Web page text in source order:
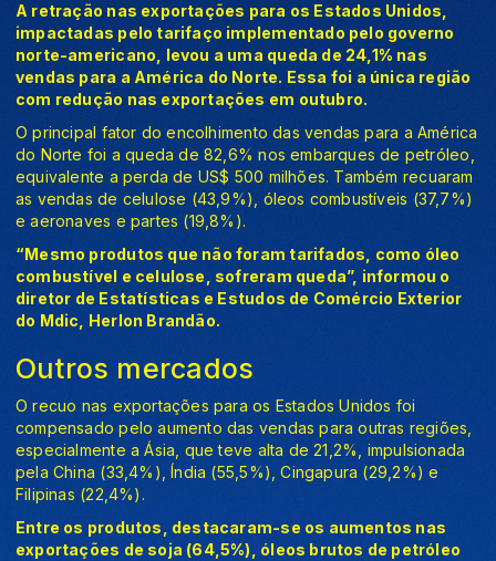
A retração nas exportações para os Estados Unidos,
impactadas pelo tarifaço implementado pelo governo
norte-americano, levou a uma queda de 24,1% nas
vendas para a América do Norte. Essa foi a única região
com redução nas exportações em outubro.
O principal fator do encolhimento das vendas para a América
do Norte foi a queda de 82,6% nos embarques de petróleo,
equivalente a perda de US$ 500 milhões. Também recuaram
as vendas de celulose (43,9%), óleos combustíveis (37,7%)
e aeronaves e partes (19,8%).
“Mesmo produtos que não foram tarifados, como óleo
combustível e celulose, sofreram queda”, informou o
diretor de Estatísticas e Estudos de Comércio Exterior
do Mdic, Herlon Brandão.
Outros mercados
O recuo nas exportações para os Estados Unidos foi
compensado pelo aumento das vendas para outras regiões,
especialmente a Ásia, que teve alta de 21,2%, impulsionada
pela China (33,4%), Índia (55,5%), Cingapura (29,2%) e
Filipinas (22,4%).
Entre os produtos, destacaram-se os aumentos nas
exportações de soja (64,5%), óleos brutos de petróleo